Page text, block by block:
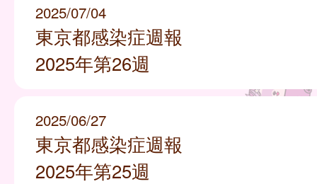
2025/07/04
東京都感染症週報
2025年第26週
2025/06/27
東京都感染症週報
2025年第25週